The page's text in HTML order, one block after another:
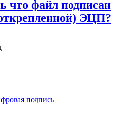
что файл подписан
ЭЦП?
подпись